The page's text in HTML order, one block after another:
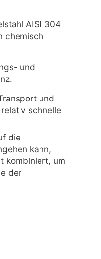
AISI 304
chemisch
und
und
schnelle
die
kann,
kombiniert, um
der